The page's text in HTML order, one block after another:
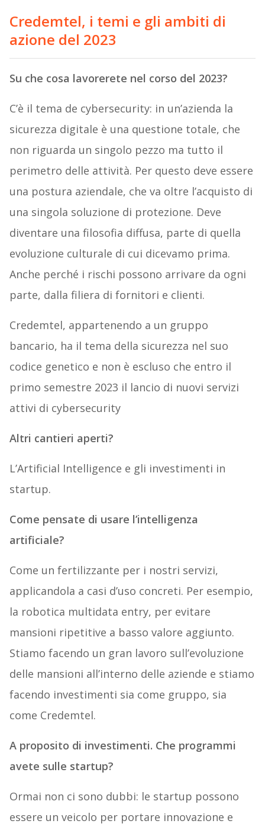
Credemtel, i temi e gli ambiti di
azione del 2023
Su che cosa lavorerete nel corso del 2023?
C’è il tema de cybersecurity: in un’azienda la
sicurezza digitale è una questione totale, che
non riguarda un singolo pezzo ma tutto il
perimetro delle attività. Per questo deve essere
una postura aziendale, che va oltre l’acquisto di
una singola soluzione di protezione. Deve
diventare una filosofia diffusa, parte di quella
evoluzione culturale di cui dicevamo prima.
Anche perché i rischi possono arrivare da ogni
parte, dalla filiera di fornitori e clienti.
Credemtel, appartenendo a un gruppo
bancario, ha il tema della sicurezza nel suo
codice genetico e non è escluso che entro il
primo semestre 2023 il lancio di nuovi servizi
attivi di cybersecurity
Altri cantieri aperti?
L’Artificial Intelligence e gli investimenti in
startup.
Come pensate di usare l’intelligenza
artificiale?
Come un fertilizzante per i nostri servizi,
applicandola a casi d’uso concreti. Per esempio,
la robotica multidata entry, per evitare
mansioni ripetitive a basso valore aggiunto.
Stiamo facendo un gran lavoro sull’evoluzione
delle mansioni all’interno delle aziende e stiamo
facendo investimenti sia come gruppo, sia
come Credemtel.
A proposito di investimenti. Che programmi
avete sulle startup?
Ormai non ci sono dubbi: le startup possono
essere un veicolo per portare innovazione e